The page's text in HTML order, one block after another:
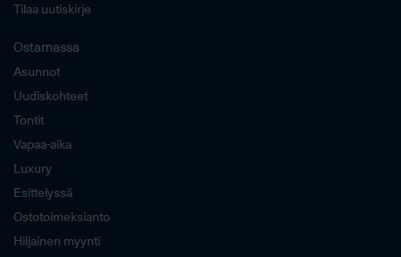
Tilaa uutiskirje
Ostamassa
Asunnot
Uudiskohteet
Tontit
Vapaa-aika
Luxury
Esittelyssä
Ostotoimeksianto
Hiljainen myynti